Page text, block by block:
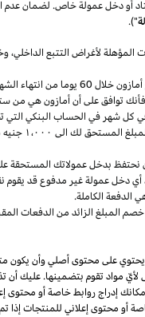
أو دخل عمولة خاص. لضمان عدم
").
لأغراض التتبع الداخلي،
سنقوم بدفع دخل العمولة المعتاد
فأنك توافق على أن أمازون هي من
كل شهر في الحساب البنكي التي
المستحق لك الى ١٬٠٠٠ جنيه
نحتفظ بدخل عمولاتك المستحقة
أي دخل عمولة غير مدفوع قد يقوم
الدفعة الكاملة.
المبلغ الزائد من الدفعات
على محتوى أصلي وأن يكون
لأيّ مواد تقوم بتضمينها.
إدراج روابط خاصة أو
أو محتوى إعلاني للمنتجات